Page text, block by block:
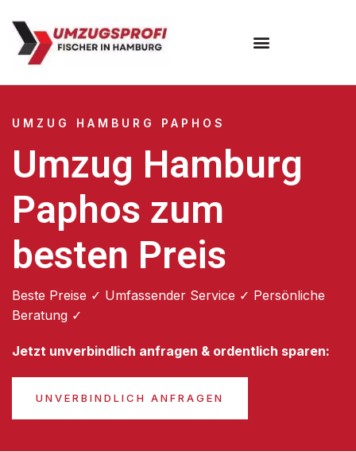
UMZUG HAMBURG PAPHOS
Umzug Hamburg
Paphos zum
besten Preis
Beste Preise ✓ Umfassender Service ✓ Persönliche
Beratung ✓
Jetzt unverbindlich anfragen & ordentlich sparen:
UNVERBINDLICH ANFRAGEN